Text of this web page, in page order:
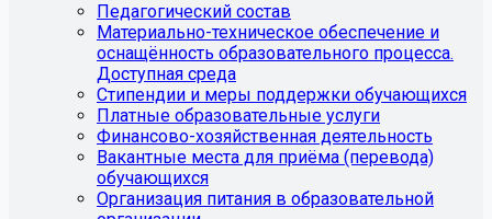
Педагогический состав
Материально-техническое обеспечение и
оснащённость образовательного процесса.
Доступная среда
Стипендии и меры поддержки обучающихся
Платные образовательные услуги
Финансово-хозяйственная деятельность
Вакантные места для приёма (перевода)
обучающихся
Организация питания в образовательной